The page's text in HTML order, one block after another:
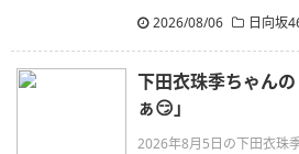
2026/08/06
日向坂
下田衣珠季ちゃん
ぁ😏」
2026年8月5日の下田衣珠